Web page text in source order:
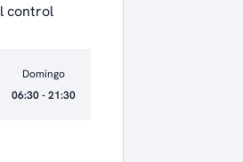
control
Domingo
06:30 - 21:30